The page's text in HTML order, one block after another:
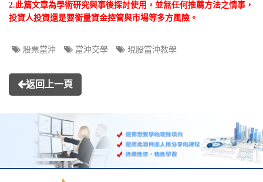
2.此篇文章為學術研究與事後探討使用，並無任何推薦方法之情事，
投資人投資還是要衡量資金控管與市場等多方風險。
股票當沖 當沖交學 現股當沖教學
返回上一頁